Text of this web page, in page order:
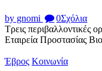
by gnomi 0Σχόλια
Τρεις περιβαλλοντικές
Εταιρεία Προστασίας
Έβρος Κοινωνία